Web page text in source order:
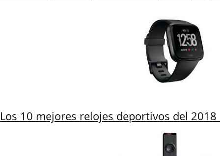
Los 10 mejores relojes deportivos del